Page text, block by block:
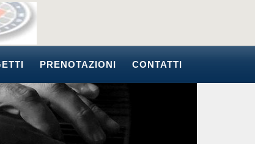
PRENOTAZIONI CONTATTI